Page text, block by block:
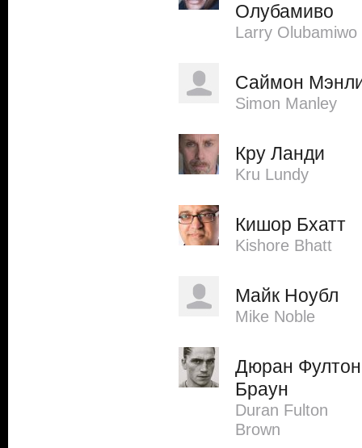
Олубамиво
Larry Olubamiwo
Саймон
Simon Manley
Кру Ланди
Kru Lundy
Кишор Бхатт
Kishore Bhatt
Майк Ноубл
Mike Noble
Дюран Фултон
Браун
Duran Fulton
Brown